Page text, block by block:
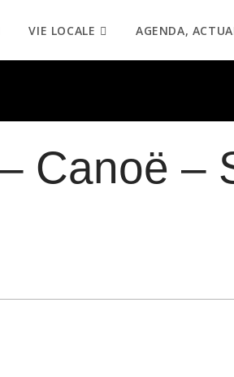
VIE LOCALE AGENDA,
Canoë –